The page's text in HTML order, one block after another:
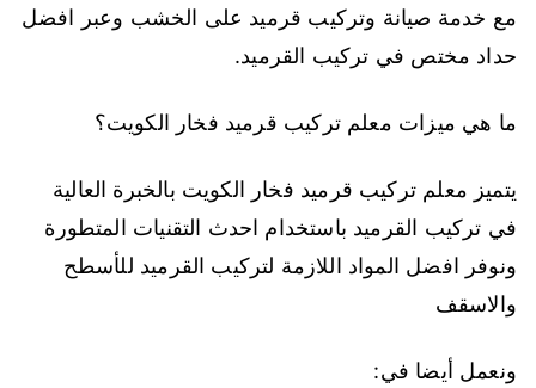
مع خدمة صيانة وتركيب قرميد على الخشب وعبر افضل
حداد مختص في تركيب القرميد.
ما هي ميزات معلم تركيب قرميد فخار الكويت؟
يتميز معلم تركيب قرميد فخار الكويت بالخبرة العالية
في تركيب القرميد باستخدام احدث التقنيات المتطورة
ونوفر افضل المواد اللازمة لتركيب القرميد للأسطح
والاسقف
ونعمل أيضا في: